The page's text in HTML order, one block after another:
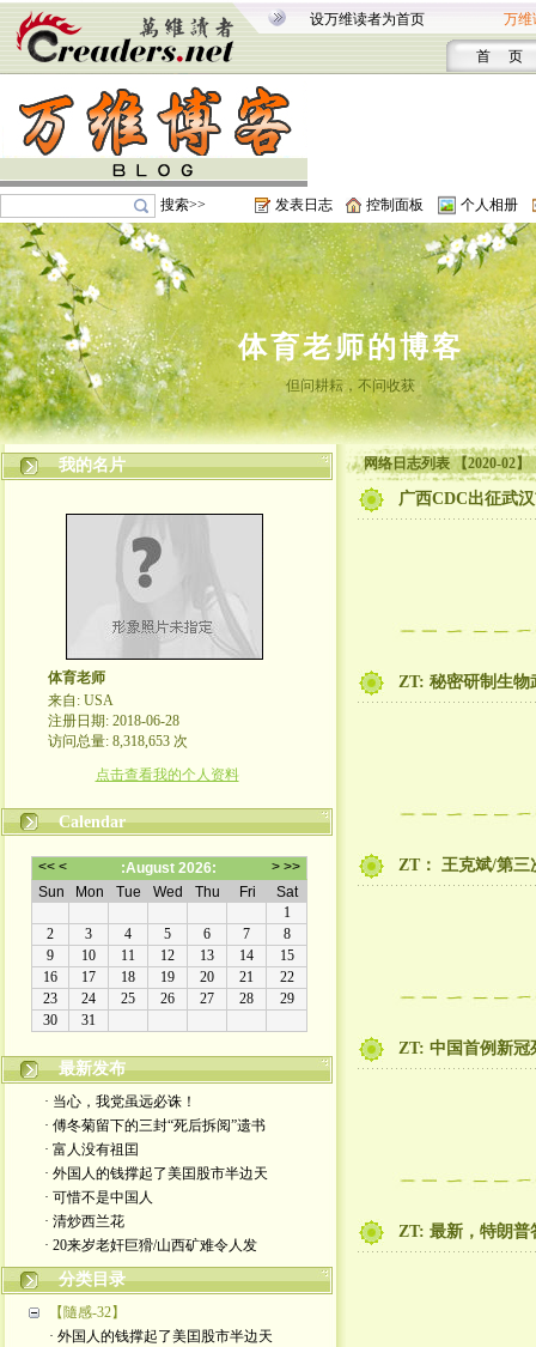
设万维读者为首页 万维
首 页
搜索>> 发表日志 控制面板 个人相册
体育老师的博客
但问耕耘，不问收获
我的名片
体育老师
来自: USA
注册日期: 2018-06-28
访问总量: 8,318,653 次
点击查看我的个人资料
Calendar
最新发布
· 当心，我党虽远必诛！
· 傅冬菊留下的三封“死后拆阅”遗书
· 富人没有祖囯
· 外国人的钱撑起了美囯股市半边天
· 可惜不是中国人
· 清炒西兰花
· 20来岁老奸巨猾/山西矿难令人发
分类目录
【隨感-32】
· 外国人的钱撑起了美囯股市半边天
网络日志列表 【2020-02】
广西CDC出征武
ZT: 秘密研制生物
ZT： 王克斌/第三
ZT: 中国首例新冠
ZT: 最新，特朗普